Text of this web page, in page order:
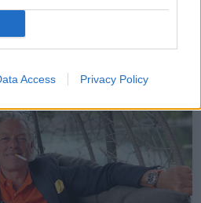
Access Privacy Policy
natta